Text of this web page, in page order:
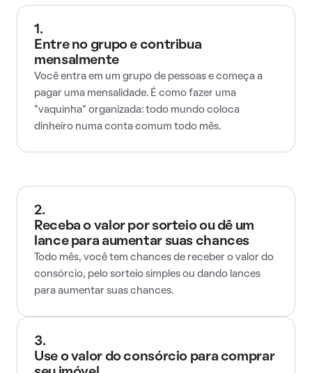
1.
Entre no grupo e contribua
mensalmente
Você entra em um grupo de pessoas e começa a
pagar uma mensalidade. É como fazer uma
"vaquinha" organizada: todo mundo coloca
dinheiro numa conta comum todo mês.
2.
Receba o valor por sorteio ou dê um
lance para aumentar suas chances
Todo mês, você tem chances de receber o valor do
consórcio, pelo sorteio simples ou dando lances
para aumentar suas chances.
3.
Use o valor do consórcio para comprar